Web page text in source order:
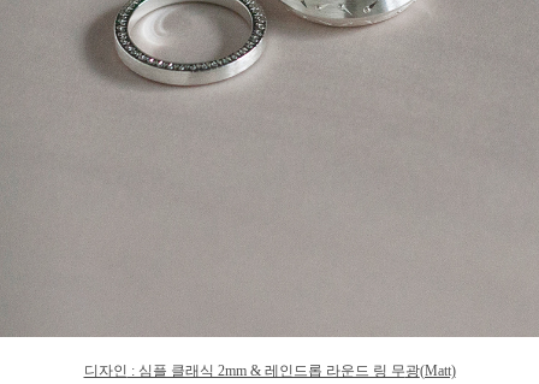
디자인 : 심플 클래식 2mm & 레인드롭 라운드 링 무광(Matt)